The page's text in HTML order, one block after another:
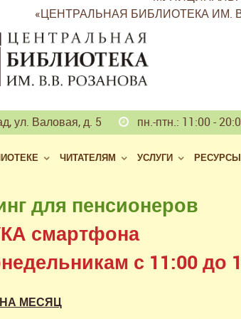
«ЦЕНТРАЛЬНАЯ БИБЛИОТЕКА ИМ.
ул. Валовая, д. 5 пн.-птн.: 11:00 -
ЧИТАТЕЛЯМ УСЛУГИ РЕСУРСЫ
доступ
российских
читальном зале
МЕСЯЦ
для пенсионеров
смартфона
с 11:00 до
МЕСЯЦ